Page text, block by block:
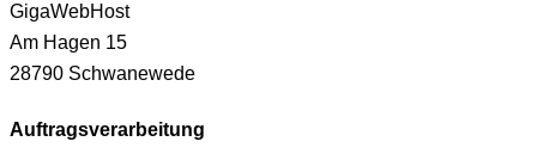
GigaWebHost
Am Hagen 15
28790 Schwanewede
Auftragsverarbeitung